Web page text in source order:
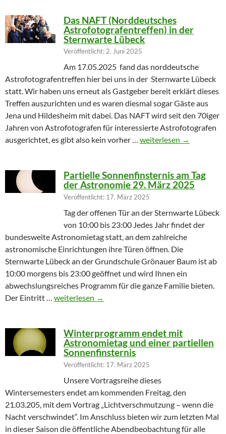
Das NAFT (Norddeutsches
Astrofotografentreffen) in der
Sternwarte Lübeck
Veröffentlicht: 2. Juni 2025
Am 17.05.2025 fand das norddeutsche
Astrofotografentreffen hier bei uns in der Sternwarte Lübeck
statt. Wir haben uns erneut als Gastgeber bereit erklärt dieses
Treffen auszurichten und es waren diesmal sogar Gäste aus
Jena und Hildesheim mit dabei. Das NAFT wird seit den 70iger
Jahren von Astrofotografen für interessierte Astrofotografen
ausgerichtet, es gibt also kein vorher … Das NAFT
weiterlesen →
Partielle Sonnenfinsternis am Tag
der Astronomie 29. März 2025
Veröffentlicht: 17. März 2025
Tag der offenen Tür an der Sternwarte Lübeck
von 10:00 bis 23:00 Jedes Jahr findet der
bundesweite Astronomietag statt, an dem zahlreiche
astronomische Einrichtungen ihre Türen öffnen. Die
Sternwarte Lübeck an der Grundschule Grönauer Baum ist ab
10:00 morgens bis 23:00 geöffnet und wird Ihnen ein
abwechslungsreiches Programm für die ganze Familie bieten.
Der Eintritt … Partielle Sonnenfinsternis am Tag der
weiterlesen →
Winterprogramm endet mit
Astronomietag und einer partiellen
Sonnenfinsternis
Veröffentlicht: 17. März 2025
Unsere Vortragsreihe dieses
Wintersemesters endet am kommenden Freitag, den
21.03.205, mit dem Vortrag „Lichtverschmutzung – wenn die
Nacht verschwindet“. Im Anschluss bieten wir zum letzten Mal
in dieser Saison die öffentliche Abendbeobachtung für alle